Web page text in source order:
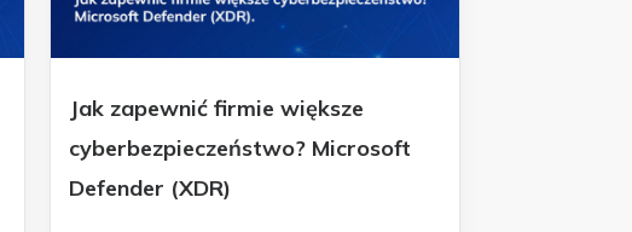
Jak zapewnić firmie większe
cyberbezpieczeństwo? Microsoft
Defender (XDR)